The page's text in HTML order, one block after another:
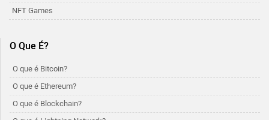
NFT Games
O Que É?
O que é Bitcoin?
O que é Ethereum?
O que é Blockchain?